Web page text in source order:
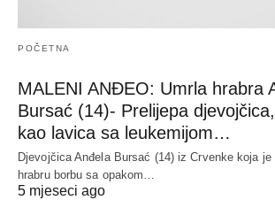
POČETNA
MALENI ANĐEO: Umrla hrabra
Bursać (14)- Prelijepa
kao lavica sa leukemijom…
Djevojčica Anđela Bursać (14) iz Crvenke koja
hrabru borbu sa opakom…
5 mjeseci ago